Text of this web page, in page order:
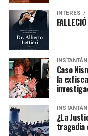
INTERÉS
Caso
la
¿La
tragedia